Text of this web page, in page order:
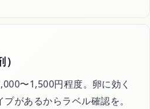
コスメ・美容
〜1,500円程度。卵に効く
があるからラベル確認を。